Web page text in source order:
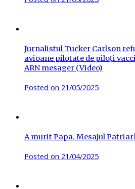
Jurnalistul Tucker Carlson
avioane pilotate de piloți
ARN mesager (Video)
Posted on 21/05/2025
A murit Papa. Mesajul
Posted on 21/04/2025